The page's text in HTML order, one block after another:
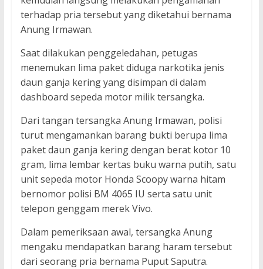
terhadap pria tersebut yang diketahui bernama
Anung Irmawan.
Saat dilakukan penggeledahan, petugas
menemukan lima paket diduga narkotika jenis
daun ganja kering yang disimpan di dalam
dashboard sepeda motor milik tersangka.
Dari tangan tersangka Anung Irmawan, polisi
turut mengamankan barang bukti berupa lima
paket daun ganja kering dengan berat kotor 10
gram, lima lembar kertas buku warna putih, satu
unit sepeda motor Honda Scoopy warna hitam
bernomor polisi BM 4065 IU serta satu unit
telepon genggam merek Vivo.
Dalam pemeriksaan awal, tersangka Anung
mengaku mendapatkan barang haram tersebut
dari seorang pria bernama Puput Saputra.